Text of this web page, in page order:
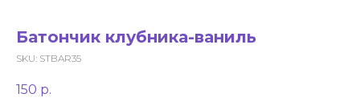
Батончик клубника-ваниль
SKU: STBAR35
150 р.